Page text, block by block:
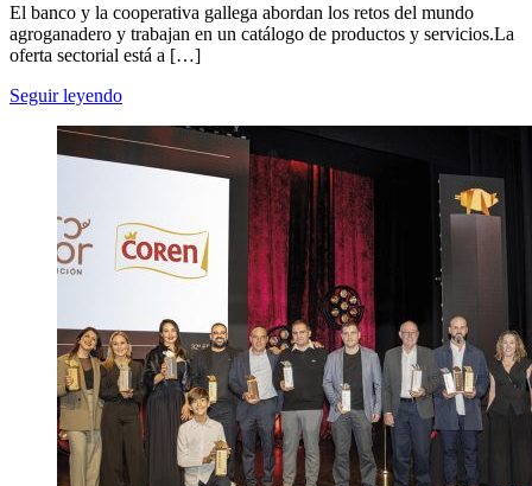
El banco y la cooperativa gallega abordan los retos del mundo
agroganadero y trabajan en un catálogo de productos y servicios.La
oferta sectorial está a […]
Seguir leyendo